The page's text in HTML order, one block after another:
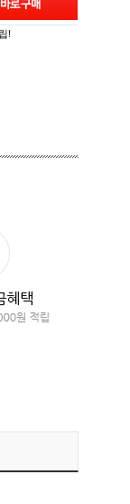
로구매
!